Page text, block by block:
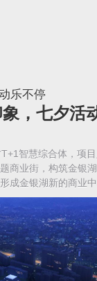
乐不停
，七夕活
智慧综合体，项
业街，构筑金银湖
成金银湖新的商业